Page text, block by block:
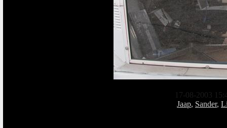
17-08-2003
Jaap, Sander,